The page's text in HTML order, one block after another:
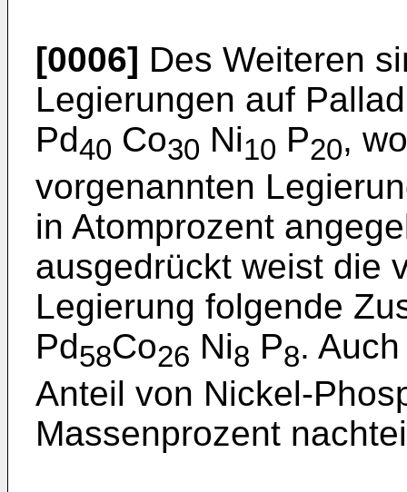
[0006] Des Weiteren
Legierungen auf
Pd40 Co30 Ni10 P20,
vorgenannten
in Atomprozent
ausgedrückt weist die
Legierung folgende
Pd58Co26 Ni8 P8.
Anteil von Nickel-
Massenprozent